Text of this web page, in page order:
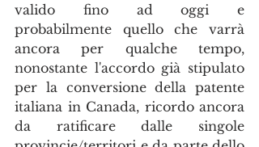
valido fino ad oggi e
probabilmente quello che varrà
ancora per qualche tempo,
nonostante l'accordo già stipulato
per la conversione della patente
italiana in Canada, ricordo ancora
da ratificare dalle singole